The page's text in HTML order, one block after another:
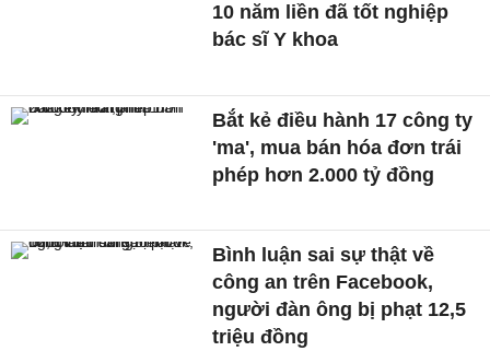
10 năm liền đã tốt nghiệp
bác sĩ Y khoa
Bắt kẻ điều hành 17 công ty
'ma', mua bán hóa đơn trái
phép hơn 2.000 tỷ đồng
Bình luận sai sự thật về
công an trên Facebook,
người đàn ông bị phạt 12,5
triệu đồng